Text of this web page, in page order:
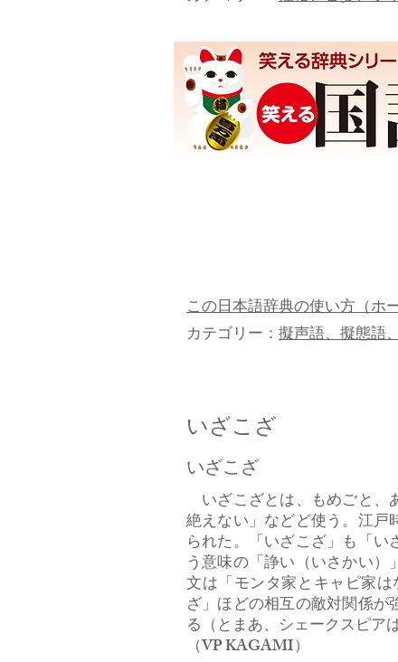
この日本語辞典の使い方（ホ
カテゴリー： 擬声語、擬態語
いざこざ
いざこざ
いざこざとは、もめごと、
絶えない」などど使う。江
られた。「いざこざ」も「
う意味の「諍い（いさかい
文は「モンタ家とキャピ家
ざ」ほどの相互の敵対関係
る（とまあ、シェークスピア
​（VP KAGAMI）